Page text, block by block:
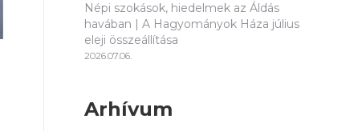
Népi szokások, hiedelmek az Áldás
havában | A Hagyományok Háza július
eleji összeállítása
2026.07.06.
Arhívum